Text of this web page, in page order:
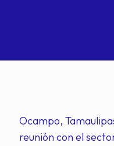
Ocampo,
reunión con el